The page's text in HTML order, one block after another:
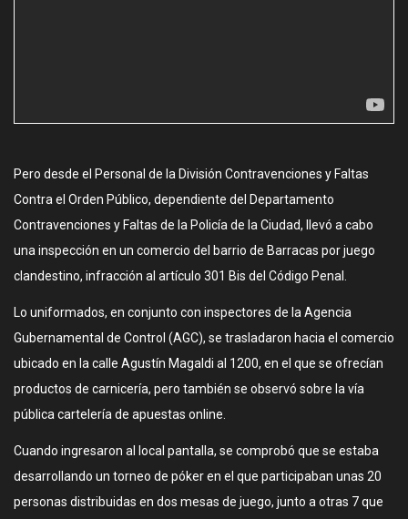
Pero desde el Personal de la División Contravenciones y Faltas
Contra el Orden Público, dependiente del Departamento
Contravenciones y Faltas de la Policía de la Ciudad, llevó a cabo
una inspección en un comercio del barrio de Barracas por juego
clandestino, infracción al artículo 301 Bis del Código Penal.
Lo uniformados, en conjunto con inspectores de la Agencia
Gubernamental de Control (AGC), se trasladaron hacia el comercio
ubicado en la calle Agustín Magaldi al 1200, en el que se ofrecían
productos de carnicería, pero también se observó sobre la vía
pública cartelería de apuestas online.
Cuando ingresaron al local pantalla, se comprobó que se estaba
desarrollando un torneo de póker en el que participaban unas 20
personas distribuidas en dos mesas de juego, junto a otras 7 que